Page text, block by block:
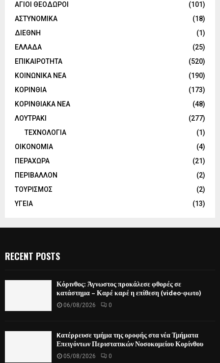
ΑΓΙΟΙ ΘΕΟΔΩΡΟΙ
(101)
ΑΣΤΥΝΟΜΙΚΑ
(18)
ΔΙΕΘΝΗ
(1)
ΕΛΛΑΔΑ
(25)
ΕΠΙΚΑΙΡΟΤΗΤΑ
(520)
ΚΟΙΝΩΝΙΚΑ ΝΕΑ
(190)
ΚΟΡΙΝΘΙΑ
(173)
ΚΟΡΙΝΘΙΑΚΑ ΝΕΑ
(48)
ΛΟΥΤΡΑΚΙ
(277)
ΤΕΧΝΟΛΟΓΙΑ
(1)
ΟΙΚΟΝΟΜΙΑ
(4)
ΠΕΡΑΧΩΡΑ
(21)
ΠΕΡΙΒΑΛΛΟΝ
(2)
ΤΟΥΡΙΣΜΟΣ
(2)
ΥΓΕΙΑ
(13)
RECENT POSTS
Κόρινθος: Άγνωστος προκάλεσε φθορές σε
κατάστημα – Καρέ καρέ η επίθεση (video-φωτο)
06/08/2026 0
Kατέρρευσε τμήμα της οροφής στα νέα Τμήματα
Επειγόντων Περιστατικών Νοσοκομείου Κορίνθου
05/08/2026 0